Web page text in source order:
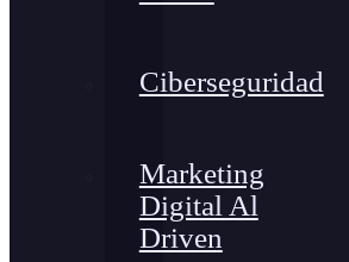
Ciberseguridad
Marketing
Digital Al
Driven